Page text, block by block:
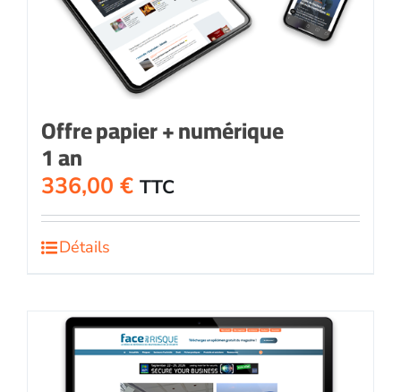
Offre papier + numérique
1 an
336,00 € TTC
Détails